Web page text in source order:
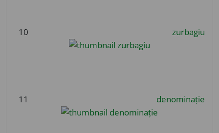
10 zurbagiu
11 denominație